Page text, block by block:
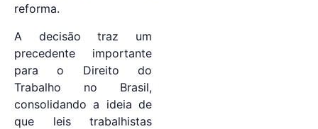
reforma.
A decisão traz um
precedente importante
para o Direito do
Trabalho no Brasil,
consolidando a ideia de
que leis trabalhistas